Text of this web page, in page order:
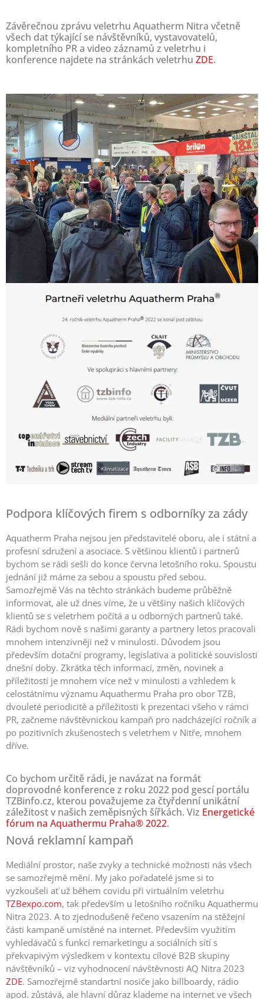
Závěrečnou zprávu veletrhu Aquatherm Nitra včetně
všech dat týkající se návštěvníků, vystavovatelů,
kompletního PR a video záznamů z veletrhu i
konference najdete na stránkách veletrhu ZDE.
Podpora klíčových firem s odborníky za zády
Aquatherm Praha nejsou jen představitelé oboru, ale i státní a
profesní sdružení a asociace. S většinou klientů i partnerů
bychom se rádi sešli do konce června letošního roku. Spoustu
jednání již máme za sebou a spoustu před sebou.
Samozřejmě Vás na těchto stránkách budeme průběžně
informovat, ale už dnes víme, že u většiny našich klíčových
klientů se s veletrhem počítá a u odborných partnerů také.
Rádi bychom nově s našimi garanty a partnery letos pracovali
mnohem intenzivněji než v minulosti. Důvodem jsou
především dotační programy, legislativa a politické souvislosti
dnešní doby. Zkrátka těch informací, změn, novinek a
příležitostí je mnohem více než v minulosti a vzhledem k
celostátnímu významu Aquathermu Praha pro obor TZB,
dvouleté periodicitě a příležitosti k prezentaci všeho v rámci
PR, začneme návštěvnickou kampaň pro nadcházející ročník a
po pozitivních zkušenostech s veletrhem v Nitře, mnohem
dříve.
Co bychom určitě rádi, je navázat na formát
doprovodné konference z roku 2022 pod gescí portálu
TZBinfo.cz, kterou považujeme za čtyřdenní unikátní
záležitost v našich zeměpisných šířkách. Viz Energetické
fórum na Aquathermu Praha® 2022.
Nová reklamní kampaň
Mediální prostor, naše zvyky a technické možnosti nás všech
se samozřejmě mění. My jako pořadatelé jsme si to
vyzkoušeli ať už během covidu při virtuálním veletrhu
TZBexpo.com, tak především u letošního ročníku Aquathermu
Nitra 2023. A to zjednodušeně řečeno vsazením na stěžejní
části kampaně umístěné na internet. Především využitím
vyhledávačů s funkcí remarketingu a sociálních sítí s
překvapivým výsledkem v kontextu cílové B2B skupiny
návštěvníků – viz vyhodnocení návštěvnosti AQ Nitra 2023
ZDE. Samozřejmě standartní nosiče jako billboardy, rádio
apod. zůstává, ale hlavní důraz klademe na internet ve všech